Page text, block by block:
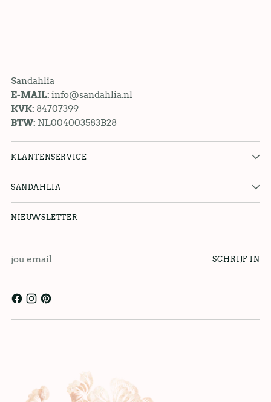
Sandahlia
E-MAIL: info@sandahlia.nl
KVK: 84707399
BTW: NL004003583B28
KLANTENSERVICE
SANDAHLIA
NIEUWSLETTER
email
SCHRIJF IN